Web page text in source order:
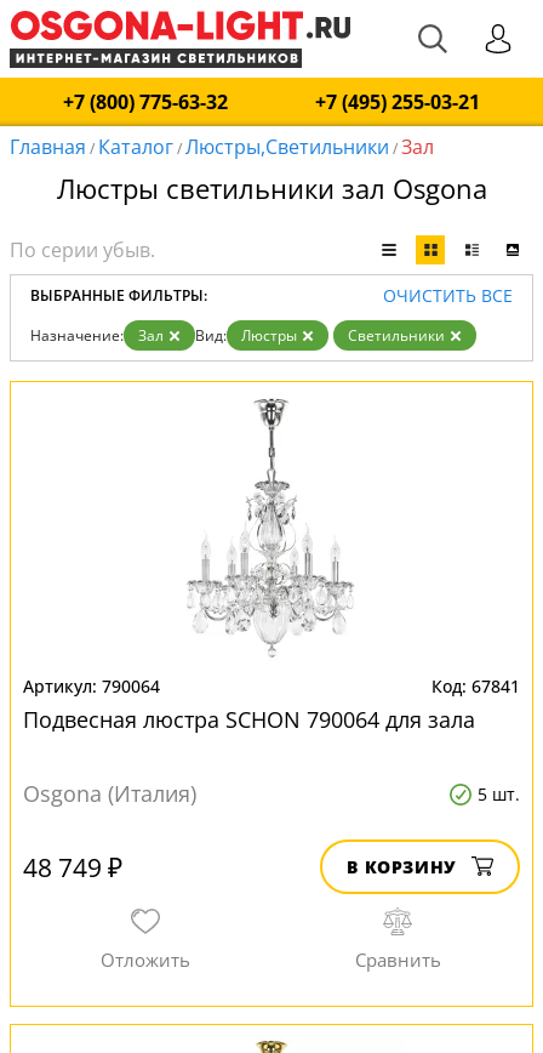
+7 (800) 775-63-32
+7 (495) 255-03-21
Главная / Каталог/Люстры,Светильники /Зал
Люстры светильники зал Osgona
ВЫБРАННЫЕ ФИЛЬТРЫ: ОЧИСТИТЬ ВСЕ
Назначение: Зал Вид: Люстры Светильники
790064 67841
Подвесная люстра SCHON 790064 для зала
Osgona (Италия) 5 шт.
48 749 ₽ В КОРЗИНУ